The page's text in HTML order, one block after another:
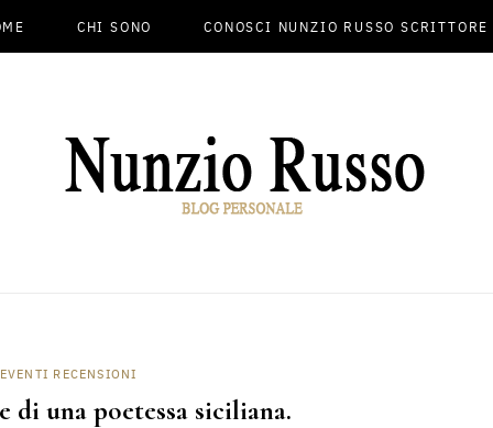
CHI SONO CONOSCI NUNZIO RUSSO SCRITTORE
RECENSIONI
di una poetessa siciliana.